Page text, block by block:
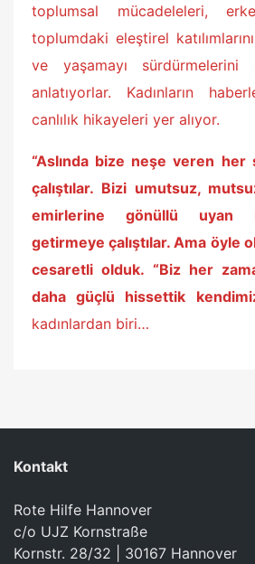
toplumsal mücadeleleri,
toplumdaki eleştirel
ve yaşamayı sürdürmelerini
anlatıyorlar. Kadınların
canlılık hikayeleri yer alıyor.
“Aslında bize neşe veren
çalıştılar. Bizi umutsuz,
emirlerine gönüllü uyan
getirmeye çalıştılar. Ama öyle
cesaretli olduk. “Biz her
daha güçlü hissettik
kadınlardan biri…
Kontakt
Rote Hilfe Hannover
c/o UJZ Kornstraße
Kornstr. 28/32 | 30167 Hannover